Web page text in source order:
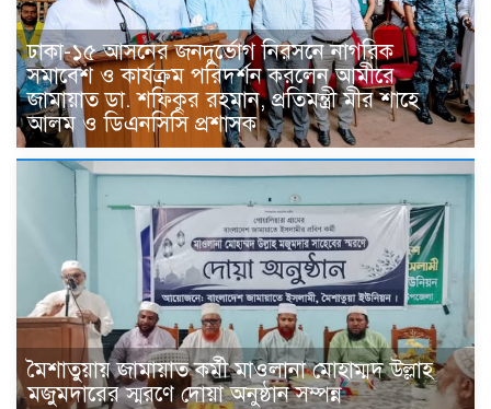
ঢাকা-১৫ আসনের জনদুর্ভোগ নিরসনে নাগরিক
সমাবেশ ও কার্যক্রম পরিদর্শন করলেন আমীরে
জামায়াত ডা. শফিকুর রহমান, প্রতিমন্ত্রী মীর শাহে
আলম ও ডিএনসিসি প্রশাসক
মৈশাতুয়ায় জামায়াত কর্মী মাওলানা মোহাম্মদ উল্লাহ
মজুমদারের স্মরণে দোয়া অনুষ্ঠান সম্পন্ন